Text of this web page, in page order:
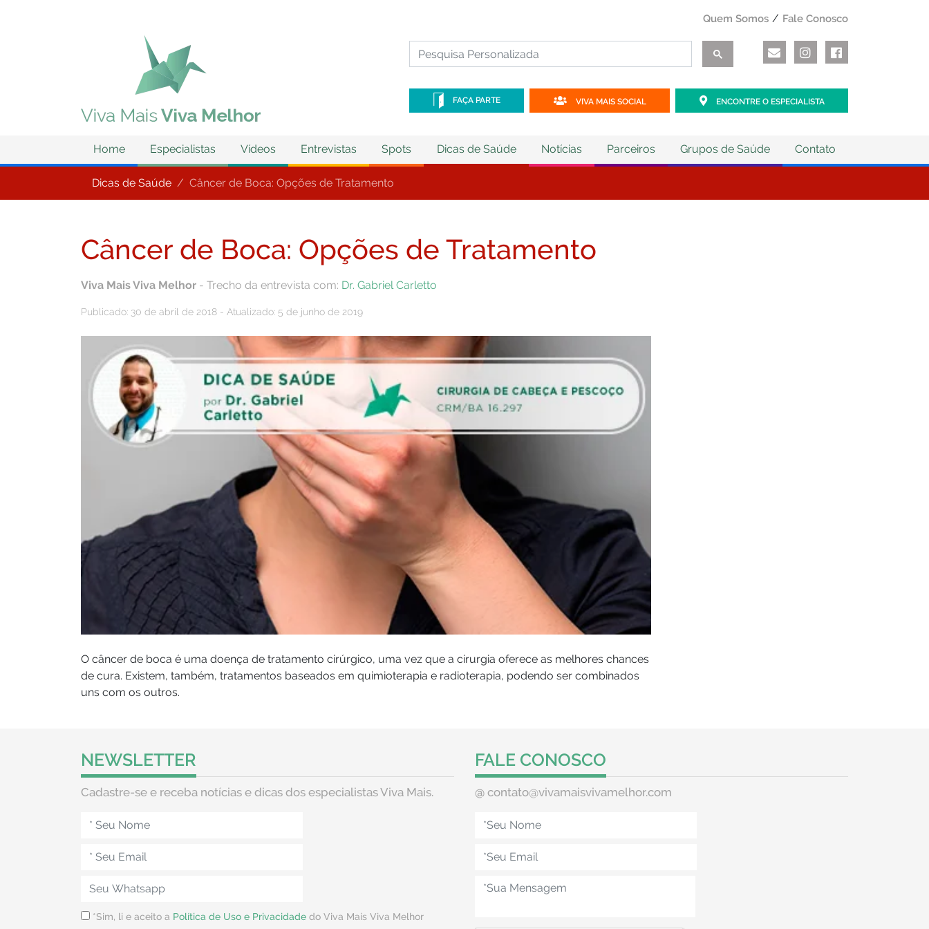
Quem Somos Fale Conosco
FAÇA PARTE VIVA MAIS SOCIAL ENCONTRE O ESPECIALISTA
Home Especialistas Vídeos Entrevistas Spots Dicas de Saúde Notícias Parceiros Grupos de Saúde Contato
Dicas de Saúde Câncer de Boca: Opções de Tratamento
Câncer de Boca: Opções de Tratamento
Viva Mais Viva Melhor - Trecho da entrevista com: Dr. Gabriel Carletto
Publicado: 30 de abril de 2018 - Atualizado: 5 de junho de 2019
O câncer de boca é uma doença de tratamento cirúrgico, uma vez que a cirurgia oferece as melhores chances
de cura. Existem, também, tratamentos baseados em quimioterapia e radioterapia, podendo ser combinados
uns com os outros.
NEWSLETTER
Cadastre-se e receba notícias e dicas dos especialistas Viva Mais.
*Sim, li e aceito a Política de Uso e Privacidade do Viva Mais Viva Melhor
FALE CONOSCO
@ contato@vivamaisvivamelhor.com